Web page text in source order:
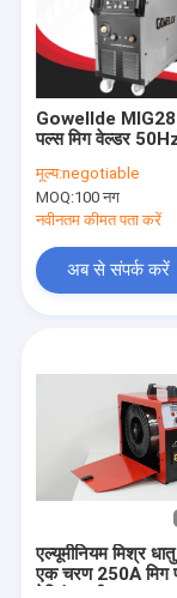
Gowellde
पल्स मिग वेल्डर
वेल्डिंग मशीन के साथ
मूल्य:negotiable
MOQ:100 नग
नवीनतम कीमत पता करें
अब से संपर्क करें
एल्यूमीनियम मिश्र
एक चरण 250A मिग